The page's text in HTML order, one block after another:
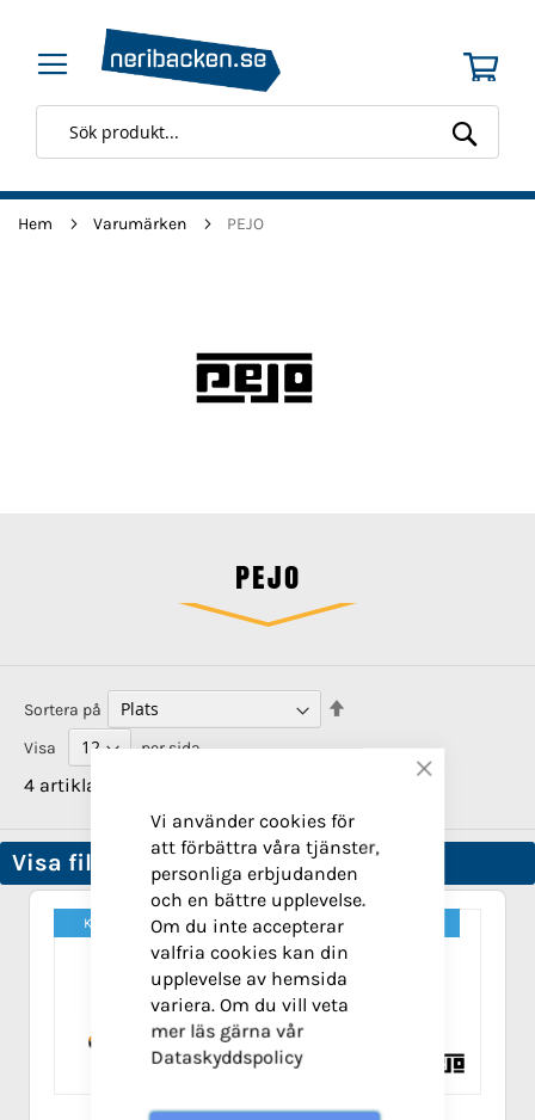
Stäng
Vi använder cookies för
att förbättra våra tjänster,
personliga erbjudanden
och en bättre upplevelse.
Om du inte accepterar
valfria cookies kan din
upplevelse av hemsida
variera. Om du vill veta
mer läs gärna vår
Dataskyddspolicy
Min
Hem Varumärken PEJO
PEJO
4 artiklar
Sortera på
sortering
Visa per sida
Kampanj! -25% Kampanj!
Visa filter